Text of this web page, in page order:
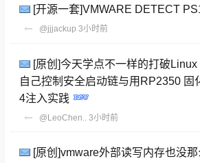
[开源一套]VMWARE DETECT
@jjjackup 3小时前
[原创]今天学点不一样的打破Linux
自己控制安全启动链与用RP2350 固
4注入实践
@LeoChen.. 3小时前
[原创]vmware外部读写内存也没